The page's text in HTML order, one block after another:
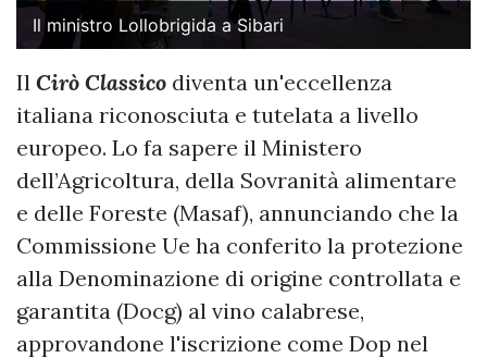
Il ministro Lollobrigida a Sibari
Il Cirò Classico diventa un'eccellenza
italiana riconosciuta e tutelata a livello
europeo. Lo fa sapere il Ministero
dell’Agricoltura, della Sovranità alimentare
e delle Foreste (Masaf), annunciando che la
Commissione Ue ha conferito la protezione
alla Denominazione di origine controllata e
garantita (Docg) al vino calabrese,
approvandone l'iscrizione come Dop nel